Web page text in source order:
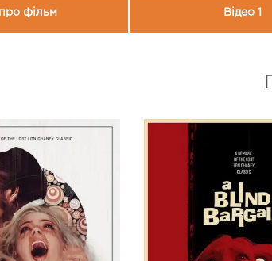
фільм Відео 1